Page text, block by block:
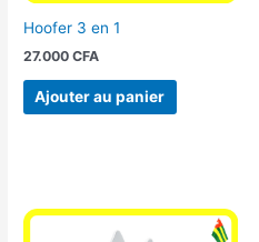
Hoofer 3 en 1
27.000CFA
Ajouter au panier